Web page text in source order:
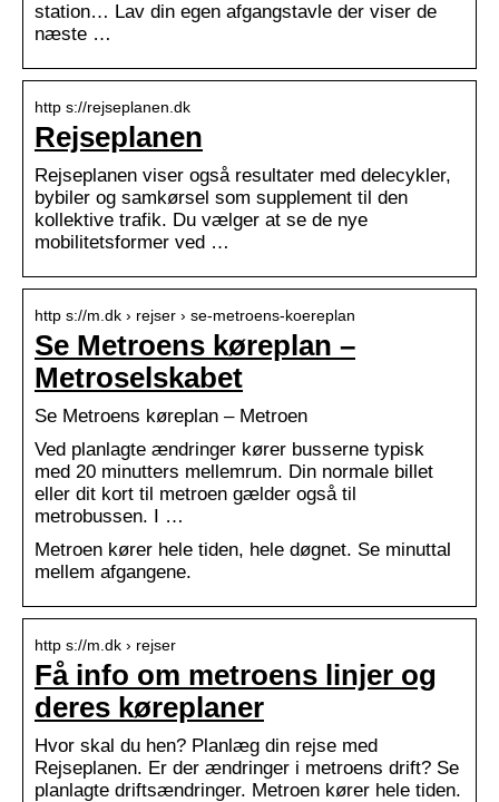
station… Lav din egen afgangstavle der viser de
næste …
http s://rejseplanen.dk
Rejseplanen
Rejseplanen viser også resultater med delecykler,
bybiler og samkørsel som supplement til den
kollektive trafik. Du vælger at se de nye
mobilitetsformer ved …
http s://m.dk › rejser › se-metroens-koereplan
Se Metroens køreplan –
Metroselskabet
Se Metroens køreplan – Metroen
Ved planlagte ændringer kører busserne typisk
med 20 minutters mellemrum. Din normale billet
eller dit kort til metroen gælder også til
metrobussen. I …
Metroen kører hele tiden, hele døgnet. Se minuttal
mellem afgangene.
http s://m.dk › rejser
Få info om metroens linjer og
deres køreplaner
Hvor skal du hen? Planlæg din rejse med
Rejseplanen. Er der ændringer i metroens drift? Se
planlagte driftsændringer. Metroen kører hele tiden.